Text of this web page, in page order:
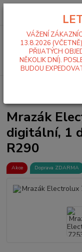
725378, digitální, 1 dveře,
Mrazák
digitální, 1
R290
Akce Doprava ZDARMA
VÁŽENÍ
13.8.2026
PŘIJATÝCH
NĚKOLIK DNÍ).
BUDOU